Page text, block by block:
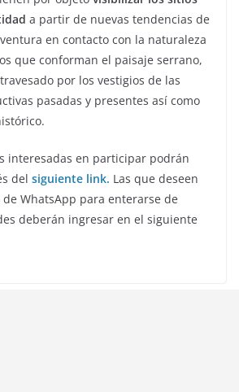
a partir de nuevas tendencias de
en contacto con la naturaleza
que conforman el paisaje serrano,
por los vestigios de las
pasadas y presentes así como
interesadas en participar podrán
del siguiente link. Las que deseen
WhatsApp para enterarse de
deberán ingresar en el siguiente